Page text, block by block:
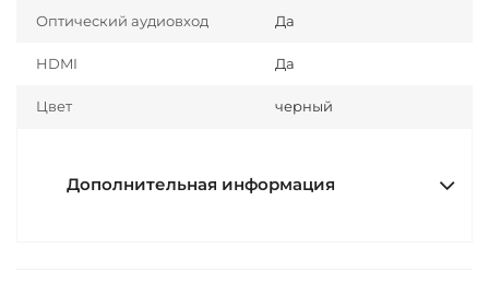
Оптический аудиовход Да
HDMI Да
Цвет черный
Дополнительная информация